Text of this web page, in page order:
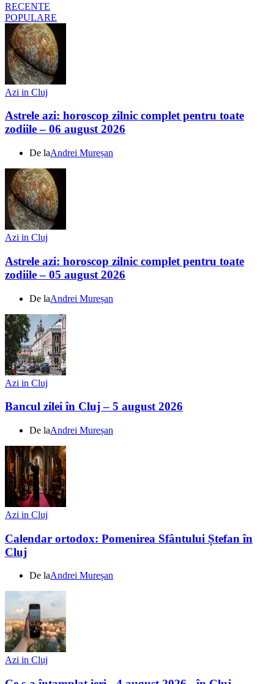
RECENTE
POPULARE
Azi in Cluj
Astrele azi: horoscop zilnic complet pentru toate
zodiile – 06 august 2026
De laAndrei Mureșan
Azi in Cluj
Astrele azi: horoscop zilnic complet pentru toate
zodiile – 05 august 2026
De laAndrei Mureșan
Azi in Cluj
Bancul zilei în Cluj – 5 august 2026
De laAndrei Mureșan
Azi in Cluj
Calendar ortodox: Pomenirea Sfântului Ștefan în
Cluj
De laAndrei Mureșan
Azi in Cluj